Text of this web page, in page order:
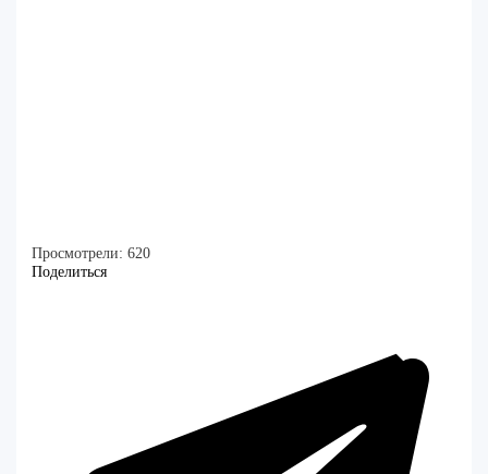
Просмотрели: 620
Поделиться